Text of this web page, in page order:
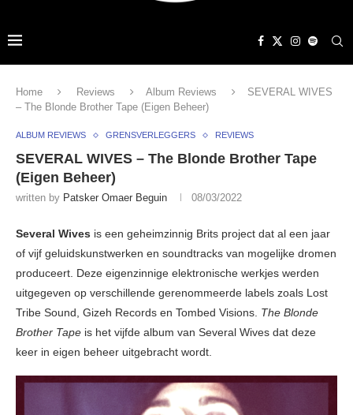
Home Reviews Album Reviews
SEVERAL WIVES
– The Blonde Brother Tape (Eigen Beheer)
ALBUM REVIEWS GRENSVERLEGGERS REVIEWS
SEVERAL WIVES – The Blonde Brother Tape
(Eigen Beheer)
written by Patsker Omaer Beguin 08/03/2022
Several Wives is een geheimzinnig Brits project dat al een jaar
of vijf geluidskunstwerken en soundtracks van mogelijke dromen
produceert. Deze eigenzinnige elektronische werkjes werden
uitgegeven op verschillende gerenommeerde labels zoals Lost
Tribe Sound, Gizeh Records en Tombed Visions. The Blonde
Brother Tape is het vijfde album van Several Wives dat deze
keer in eigen beheer uitgebracht wordt.